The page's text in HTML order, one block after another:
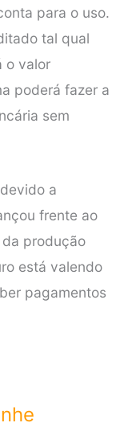
para o uso.
tal qual
o valor
poderá fazer a
sem
a
frente ao
produção
está valendo
pagamentos